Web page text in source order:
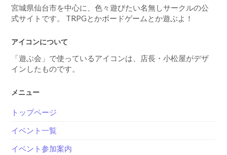
宮城県仙台市を中心に、色々遊びたい名無しサークルの公
式サイトです。 TRPGとかボードゲームとか遊ぶよ！
アイコンについて
「遊ぶ会」で使っているアイコンは、店長・小松屋がデザ
インしたものです。
メニュー
トップページ
イベント一覧
イベント参加案内